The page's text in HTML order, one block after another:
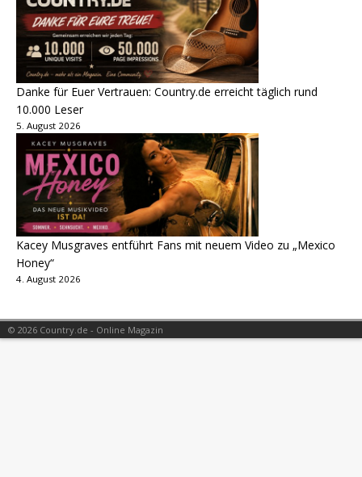
Danke für Euer Vertrauen: Country.de erreicht täglich rund
10.000 Leser
5. August 2026
Kacey Musgraves entführt Fans mit neuem Video zu „Mexico
Honey“
4. August 2026
© 2026 Country.de - Online Magazin